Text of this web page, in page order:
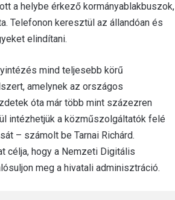
a helybe érkező kormányablakbuszok,
Telefonon keresztül az állandóan és
elindítani.
mind teljesebb körű
amelynek az országos
óta már több mint százezren
intézhetjük a közműszolgáltatók felé
– számolt be Tarnai Richárd.
célja, hogy a Nemzeti Digitális
meg a hivatali adminisztráció.